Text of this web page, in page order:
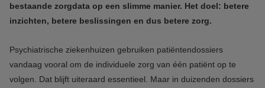
bestaande zorgdata op een slimme manier. Het doel: betere
inzichten, betere beslissingen en dus betere zorg.
Psychiatrische ziekenhuizen gebruiken patiëntendossiers
vandaag vooral om de individuele zorg van één patiënt op te
volgen. Dat blijft uiteraard essentieel. Maar in duizenden dossiers